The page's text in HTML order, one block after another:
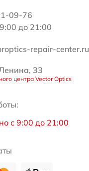
09-76
до 21:00
repair-center.ru
33
центра Vector Optics
с 9:00 до 21:00